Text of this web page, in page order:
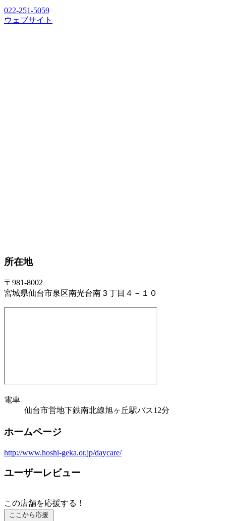
022-251-5059
ウェブサイト
所在地
〒981-8002
宮城県仙台市泉区南光台南３丁目４－１０
電車
仙台市営地下鉄南北線旭ヶ丘駅バス12分
ホームページ
http://www.hoshi-geka.or.jp/daycare/
ユーザーレビュー
この店舗を応援する！
ここから応援